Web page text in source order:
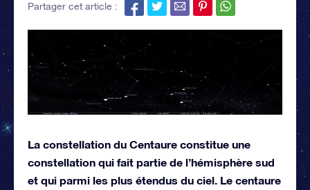
Partager cet article :
La constellation du Centaure constitue une
constellation qui fait partie de l’hémisphère sud
et qui parmi les plus étendus du ciel. Le centaure